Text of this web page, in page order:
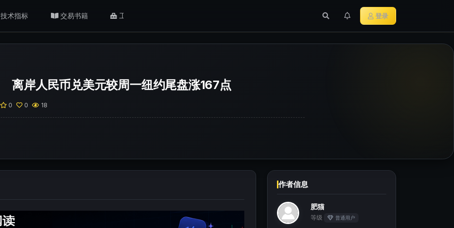
技术指标 交易书籍 工具/返佣 登录
离岸人民币兑美元较周一纽约尾盘涨167点
0 0 18
作者信息
肥猫
等级 普通用户